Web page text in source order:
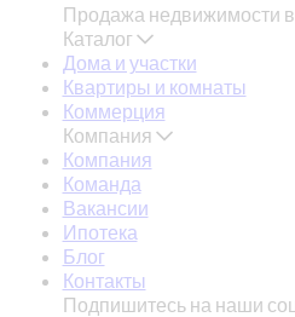
Продажа недвижимости
Каталог
Дома и участки
Квартиры и комнаты
Коммерция
Компания
Компания
Команда
Вакансии
Ипотека
Блог
Контакты
Подпишитесь на наши